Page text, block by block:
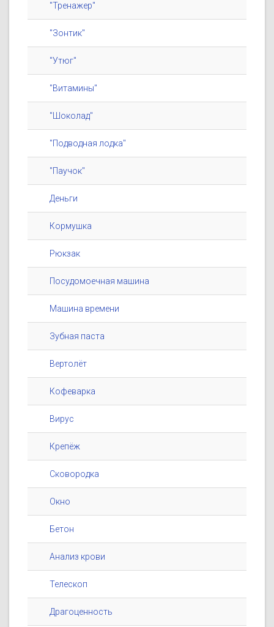
"Тренажер"
"Зонтик"
"Утюг"
"Витамины"
"Шоколад"
"Подводная лодка"
"Паучок"
Деньги
Кормушка
Рюкзак
Посудомоечная машина
Машина времени
Зубная паста
Вертолёт
Кофеварка
Вирус
Крепёж
Сковородка
Окно
Бетон
Анализ крови
Телескоп
Драгоценность